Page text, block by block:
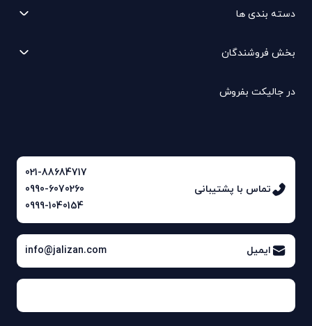
دسته بندی ها
بخش فروشندگان
در جالیکت بفروش
تماس با پشتیبانی
021-88684717
0990-6070260
0999-1040154
ایمیل info@jalizan.com